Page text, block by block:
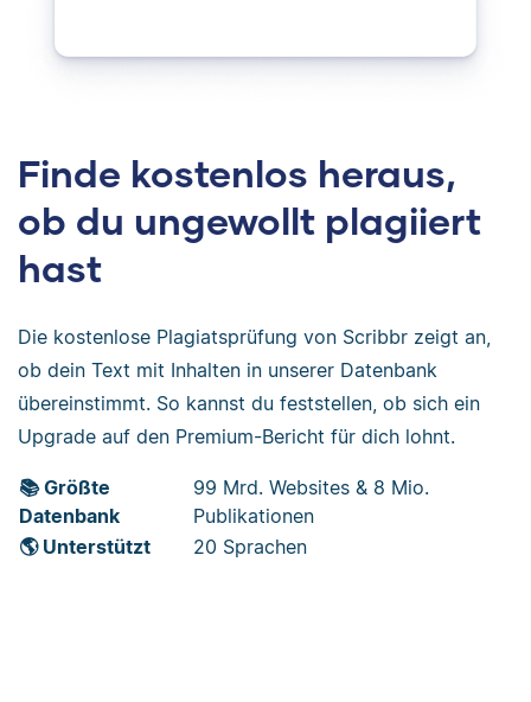
Finde kostenlos heraus,
ob du ungewollt plagiiert
hast
Die kostenlose Plagiatsprüfung von Scribbr zeigt an,
ob dein Text mit Inhalten in unserer Datenbank
übereinstimmt. So kannst du feststellen, ob sich ein
Upgrade auf den Premium-Bericht für dich lohnt.
📚 Größte
Datenbank
99 Mrd. Websites & 8 Mio.
Publikationen
🌎 Unterstützt
20 Sprachen